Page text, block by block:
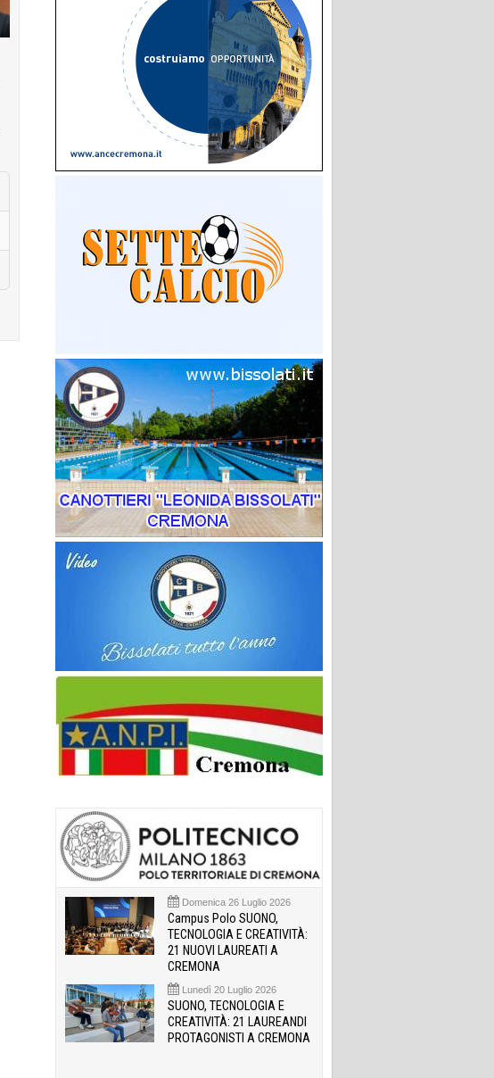
Domenica 26 Luglio 2026
Campus Polo SUONO,
TECNOLOGIA E CREATIVITÀ:
21 NUOVI LAUREATI A
CREMONA
Lunedì 20 Luglio 2026
SUONO, TECNOLOGIA E
CREATIVITÀ: 21 LAUREANDI
PROTAGONISTI A CREMONA